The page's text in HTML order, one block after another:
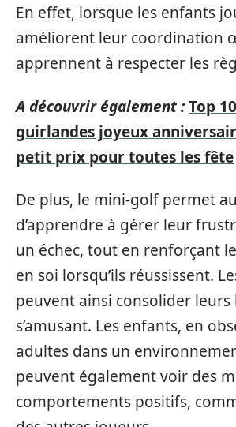
En effet, lorsque les enfants
améliorent leur coordination
apprennent à respecter les
A découvrir également :Top
guirlandes joyeux
petit prix pour toutes les fête
De plus, le mini-golf permet
d’apprendre à gérer leur
un échec, tout en renforçant
en soi lorsqu’ils réussissent.
peuvent ainsi consolider
s’amusant. Les enfants, en
adultes dans un
peuvent également voir des
comportements positifs,